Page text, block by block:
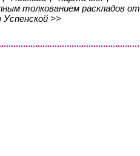
толкованием раскладов от
>>